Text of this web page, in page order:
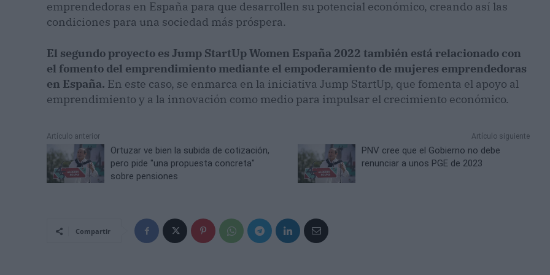
emprendedoras en España para que desarrollen su potencial económico, creando así las
condiciones para una sociedad más próspera.
El segundo proyecto es Jump StartUp Women España 2022 también está relacionado con
el fomento del emprendimiento mediante el empoderamiento de mujeres emprendedoras
en España. En este caso, se enmarca en la iniciativa Jump StartUp, que fomenta el apoyo al
emprendimiento y a la innovación como medio para impulsar el crecimiento económico.
Artículo anterior
Ortuzar ve bien la subida de cotización,
pero pide "una propuesta concreta"
sobre pensiones
Artículo siguiente
PNV cree que el Gobierno no debe
renunciar a unos PGE de 2023
Compartir